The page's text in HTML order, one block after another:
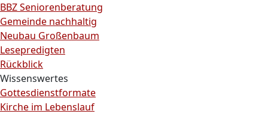
BBZ Seniorenberatung
Gemeinde nachhaltig
Neubau Großenbaum
Lesepredigten
Rückblick
Wissenswertes
Gottesdienstformate
Kirche im Lebenslauf